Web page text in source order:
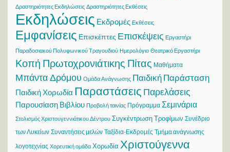
Δραστηριότητες Εκδηλώσεις Δραστηριότητες Εκθέσεις
Εκδηλώσεις Εκδρομές Εκθέσεις
Εμφανίσεις Επισκέπτες Επισκέψεις Εργαστήρι
Παραδοσιακού Πολυφωνικού Τραγουδιού Ημερολόγιο Θεατρικό Εργαστήρι
Κοπή Πρωτοχρονιάτικης Πίτας Μαθήματα
Μπάντα Δρόμου Ομάδα Ανάγνωσης Παιδική Παράσταση
Παιδική Χορωδία Παραστάσεις Παρελάσεις
Παρουσίαση Βιβλίου Προβολή ταινίας Πρόγραμμα Σεμινάρια
Στολισμός Χριστουγεννιάτικου Δέντρου Συγκέντρωση Τροφίμων Συνέδριο
των Λυκείων Συναντήσεις μελών Ταξίδια-Εκδρομές Τμήμα ανάγνωσης
λογοτεχνίας Χορευτική ομάδα Χορωδία Χριστούγεννα